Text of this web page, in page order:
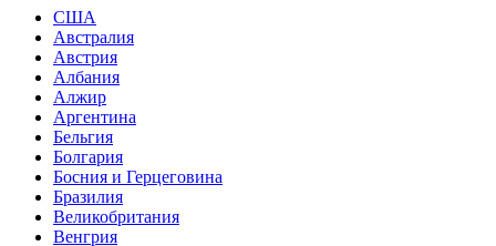
США
Австралия
Австрия
Албания
Алжир
Аргентина
Бельгия
Болгария
Босния и Герцеговина
Бразилия
Великобритания
Венгрия